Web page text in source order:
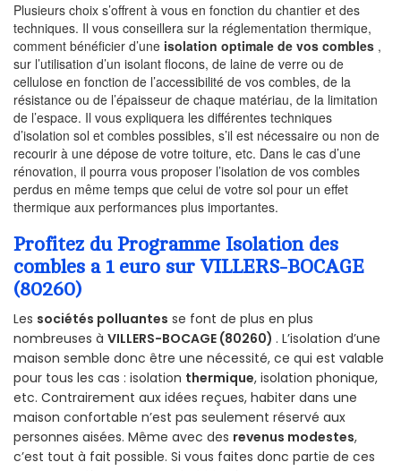
Plusieurs choix s’offrent à vous en fonction du chantier et des
techniques. Il vous conseillera sur la réglementation thermique,
comment bénéficier d’une isolation optimale de vos combles ,
sur l’utilisation d’un isolant flocons, de laine de verre ou de
cellulose en fonction de l’accessibilité de vos combles, de la
résistance ou de l’épaisseur de chaque matériau, de la limitation
de l’espace. Il vous expliquera les différentes techniques
d’isolation sol et combles possibles, s’il est nécessaire ou non de
recourir à une dépose de votre toiture, etc. Dans le cas d’une
rénovation, il pourra vous proposer l’isolation de vos combles
perdus en même temps que celui de votre sol pour un effet
thermique aux performances plus importantes.
Profitez du Programme Isolation des
combles a 1 euro sur VILLERS-BOCAGE
(80260)
Les sociétés polluantes se font de plus en plus
nombreuses à VILLERS-BOCAGE (80260) . L’isolation d’une
maison semble donc être une nécessité, ce qui est valable
pour tous les cas : isolation thermique, isolation phonique,
etc. Contrairement aux idées reçues, habiter dans une
maison confortable n’est pas seulement réservé aux
personnes aisées. Même avec des revenus modestes,
c’est tout à fait possible. Si vous faites donc partie de ces